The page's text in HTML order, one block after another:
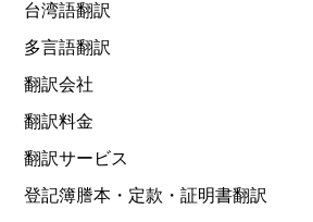
台湾語翻訳
多言語翻訳
翻訳会社
翻訳料金
翻訳サービス
登記簿謄本・定款・証明書翻訳